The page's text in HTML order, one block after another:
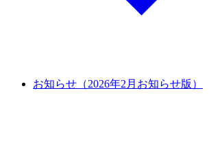
お知らせ（2026年2月お知らせ版）